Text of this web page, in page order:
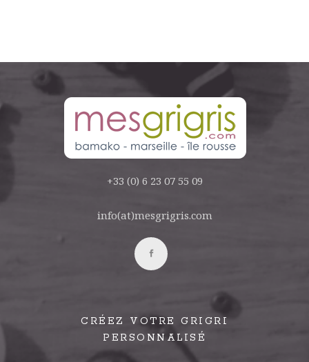
+33 (0) 6 23 07 55 09
info(at)mesgrigris.com
CRÉEZ VOTRE GRIGRI
PERSONNALISÉ